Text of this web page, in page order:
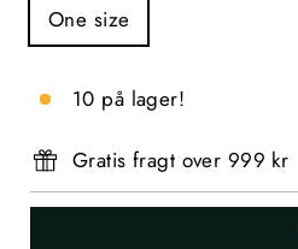
One size
10 på lager!
Gratis fragt over 999 kr